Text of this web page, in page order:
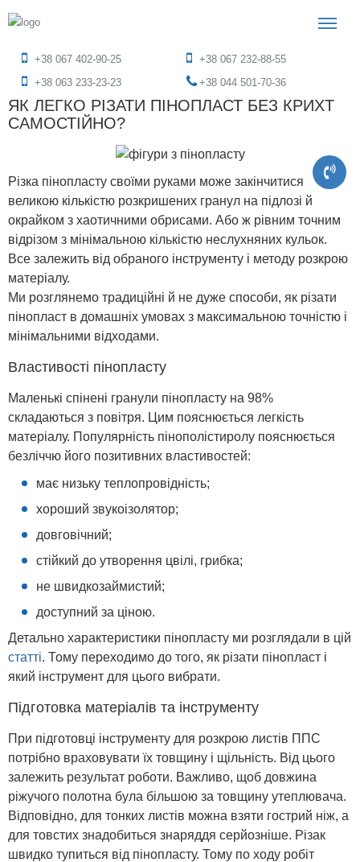
+38 067 402-90-25
+38 067 232-88-55
+38 063 233-23-23
+38 044 501-70-36
ЯК ЛЕГКО РІЗАТИ ПІНОПЛАСТ БЕЗ КРИХТ
САМОСТІЙНО?
Різка пінопласту своїми руками може закінчитися
великою кількістю розкришених гранул на підлозі й
окрайком з хаотичними обрисами. Або ж рівним точним
відрізом з мінімальною кількістю неслухняних кульок.
Все залежить від обраного інструменту і методу розкрою
матеріалу.
Ми розглянемо традиційні й не дуже способи, як різати
пінопласт в домашніх умовах з максимальною точністю і
мінімальними відходами.
Властивості пінопласту
Маленькі спінені гранули пінопласту на 98%
складаються з повітря. Цим пояснюється легкість
матеріалу. Популярність пінополістиролу пояснюється
безліччю його позитивних властивостей:
має низьку теплопровідність;
хороший звукоізолятор;
довговічний;
стійкий до утворення цвілі, грибка;
не швидкозаймистий;
доступний за ціною.
Детально характеристики пінопласту ми розглядали в цій
статті. Тому переходимо до того, як різати пінопласт і
який інструмент для цього вибрати.
Підготовка матеріалів та інструменту
При підготовці інструменту для розкрою листів ППС
потрібно враховувати їх товщину і щільність. Від цього
залежить результат роботи. Важливо, щоб довжина
ріжучого полотна була більшою за товщину утеплювача.
Відповідно, для тонких листів можна взяти гострий ніж, а
для товстих знадобиться знаряддя серйозніше. Різак
швидко тупиться від пінопласту. Тому по ходу робіт